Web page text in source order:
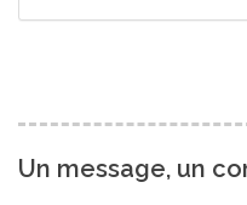
Un message, un